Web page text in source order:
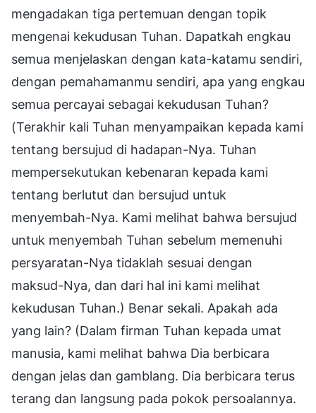
mengadakan tiga pertemuan dengan topik
mengenai kekudusan Tuhan. Dapatkah engkau
semua menjelaskan dengan kata-katamu sendiri,
dengan pemahamanmu sendiri, apa yang engkau
semua percayai sebagai kekudusan Tuhan?
(Terakhir kali Tuhan menyampaikan kepada kami
tentang bersujud di hadapan-Nya. Tuhan
mempersekutukan kebenaran kepada kami
tentang berlutut dan bersujud untuk
menyembah-Nya. Kami melihat bahwa bersujud
untuk menyembah Tuhan sebelum memenuhi
persyaratan-Nya tidaklah sesuai dengan
maksud-Nya, dan dari hal ini kami melihat
kekudusan Tuhan.) Benar sekali. Apakah ada
yang lain? (Dalam firman Tuhan kepada umat
manusia, kami melihat bahwa Dia berbicara
dengan jelas dan gamblang. Dia berbicara terus
terang dan langsung pada pokok persoalannya.